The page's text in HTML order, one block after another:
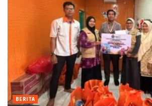
BERITA